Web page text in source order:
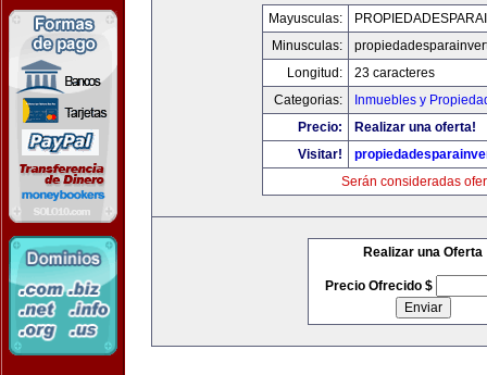
Mayusculas:
Minusculas:
Longitud:
23 caracteres
Categorias:
Inmuebles y
Precio:
Realizar una oferta!
Visitar!
Serán consideradas
Realizar una Oferta
Precio Ofrecido $